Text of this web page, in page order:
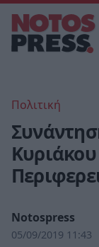
Πολιτική
Notospress
05/09/2019 11:43